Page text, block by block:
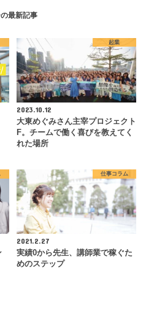
最新記事
起業
2023.10.12
大東めぐみさん主宰プロジェクト
F。チームで働く喜びを教えてく
れた場所
仕事コラム
2021.2.27
実績0から先生、講師業で稼ぐた
めのステップ